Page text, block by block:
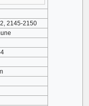
2145-2150